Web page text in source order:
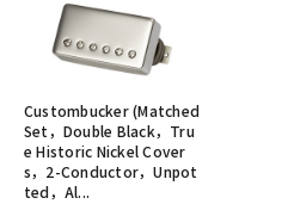
Custombucker (Matched
Set，Double Black，Tru
e Historic Nickel Cover
s，2-Conductor，Unpot
ted，Al...